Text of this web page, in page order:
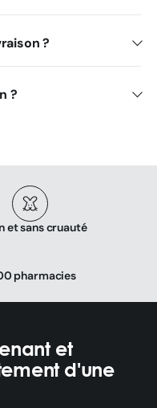
?
?
et sans cruauté
pharmacies
et
d'une